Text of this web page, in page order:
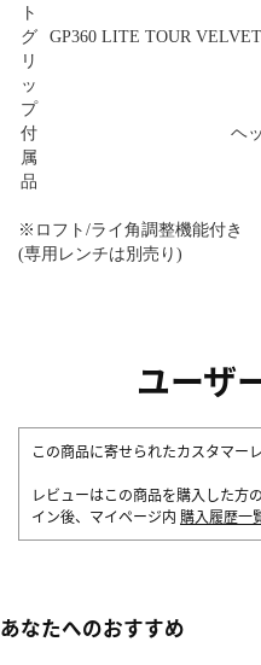
ト
グ
リ
ッ
プ
GP360 LITE TOUR
付
属
品
ヘ
※ロフト/ライ角調整機能付き
(専用レンチは別売り)
ユーザ
この商品に寄せられたカスタマー
レビューはこの商品を購入した方
イン後、マイページ内 購入履歴一
あなたへのおすすめ